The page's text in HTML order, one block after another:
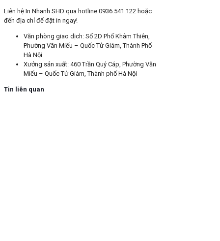
Liên hệ In Nhanh SHD qua hotline 0936.541.122 hoặc
đến địa chỉ để đặt in ngay!
Văn phòng giao dịch: Số 2D Phố Khâm Thiên,
Phường Văn Miếu – Quốc Tử Giám, Thành Phố
Hà Nội
Xưởng sản xuất: 460 Trần Quý Cáp, Phường Văn
Miếu – Quốc Tử Giám, Thành phố Hà Nội
Tin liên quan